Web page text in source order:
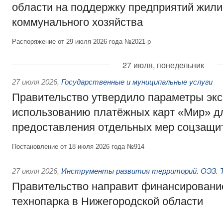
области на поддержку предприятий
коммунального хозяйства
Распоряжение от 29 июля 2026 года №2021-р
27 июля, понедельник
27 июля 2026, Государственные и муниципальные услуги
Правительство утвердило параметры
использованию платёжных карт «Мир»
предоставления отдельных мер
Постановление от 18 июля 2026 года №914
27 июля 2026, Инструменты развития территорий. ОЭЗ.
Правительство направит
технопарка в Нижегородской области